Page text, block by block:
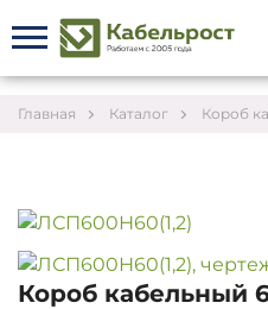
Главная Каталог Короб
Короб кабельный
Укажите контакты
заказу – предложим
согласуем сроки и